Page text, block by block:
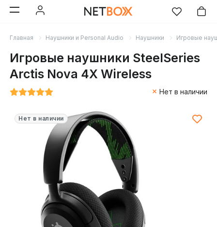
Главная Наушники и Personal Audio Наушники Игровые
Игровые наушники SteelSeries
Arctis Nova 4X Wireless
Нет в наличии
Нет в наличии